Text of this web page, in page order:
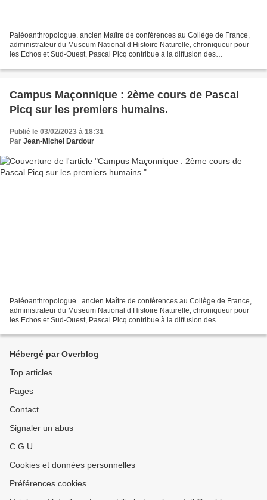
Paléoanthropologue. ancien Maître de conférences au Collège de France,
administrateur du Museum National d’Histoire Naturelle, chroniqueur pour
les Echos et Sud-Ouest, Pascal Picq contribue à la diffusion des
Campus Maçonnique : 2ème cours de Pascal
Picq sur les premiers humains.
Publié le 03/02/2023 à 18:31
Par Jean-Michel Dardour
Paléoanthropologue . ancien Maître de conférences au Collège de France,
administrateur du Museum National d’Histoire Naturelle, chroniqueur pour
les Echos et Sud-Ouest, Pascal Picq contribue à la diffusion des
Hébergé par Overblog
Top articles
Pages
Contact
Signaler un abus
C.G.U.
Cookies et données personnelles
Préférences cookies